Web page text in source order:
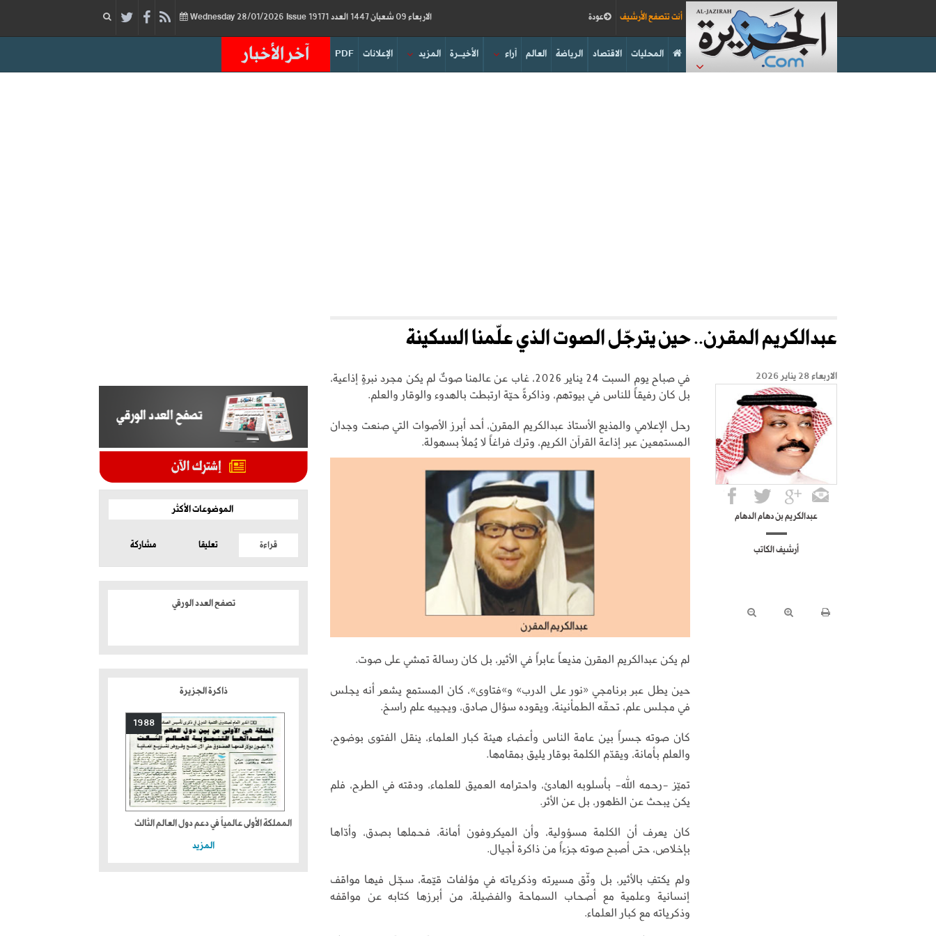
الاربعاء 09 شعبان 1447 العدد 19171 28/01/2026 Issue عودة أنت تتصفح الأرشيف
آخر الأخبار PDF الإعلانات المزيد الأخيــرة آراء العالم الرياضة الاقتصاد المحليات
عبدالكريم المقرن.. حين يترجّل الصوت الذي علّمنا السكينة
الاربعاء 28 يناير 2026
عبدالكريم بن دهام الدهام
أرشيف الكاتب
في صباح يوم السبت 24 يناير 2026، غاب عن عالمنا صوتٌ لم يكن مجرد نبرةٍ إذاعية،
بل كان رفيقاً للناس في بيوتهم، وذاكرةً حيّة ارتبطت بالهدوء والوقار والعلم.
رحل الإعلامي والمذيع الأستاذ عبدالكريم المقرن، أحد أبرز الأصوات التي صنعت وجدان
المستمعين عبر إذاعة القرآن الكريم، وترك فراغاً لا يُملأ بسهولة.
لم يكن عبدالكريم المقرن مذيعاً عابراً في الأثير، بل كان رسالة تمشي على صوت.
حين يطل عبر برنامجي «نور على الدرب» و»فتاوى»، كان المستمع يشعر أنه يجلس
في مجلس علم، تحفّه الطمأنينة، ويقوده سؤال صادق، ويجيبه علم راسخ.
كان صوته جسراً بين عامة الناس وأعضاء هيئة كبار العلماء، ينقل الفتوى بوضوح،
والعلم بأمانة، ويقدّم الكلمة بوقار يليق بمقامها.
تميّز -رحمه الله- بأسلوبه الهادئ، واحترامه العميق للعلماء، ودقته في الطرح، فلم
يكن يبحث عن الظهور، بل عن الأثر.
كان يعرف أن الكلمة مسؤولية، وأن الميكروفون أمانة، فحملها بصدق، وأدّاها
بإخلاص، حتى أصبح صوته جزءاً من ذاكرة أجيال.
ولم يكتفِ بالأثير، بل وثّق مسيرته وذكرياته في مؤلفات قيّمة، سجّل فيها مواقف
إنسانية وعلمية مع أصحاب السماحة والفضيلة، من أبرزها كتابه عن مواقفه
وذكرياته مع كبار العلماء.
الموضوعات الأكثر
قراءة تعليقا مشاركة
تصفح العدد الورقي
ذاكرة الجزيرة
1988
المملكة الأولى عالمياً في دعم دول العالم الثالث
المزيد